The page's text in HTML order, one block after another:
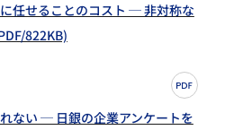
任せることのコスト ─ 非対称な
822KB)
ない ─ 日銀の企業アンケートを